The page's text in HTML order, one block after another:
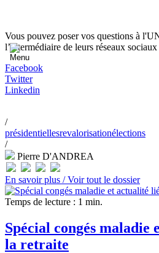
Vous pouvez poser vos questions à
l’intermédiaire de leurs réseaux sociaux
Facebook
Twitter
Linkedin
/
présidentiellesrevalorisationélections
/
Pierre D'ANDREA
En savoir plus /Voir tout le dossier
Temps de lecture : 1 min.
Spécial congés maladie
la retraite